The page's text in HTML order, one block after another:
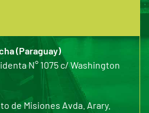
(Paraguay)
N° 1075 c/ Washington
de Misiones Avda. Arary.